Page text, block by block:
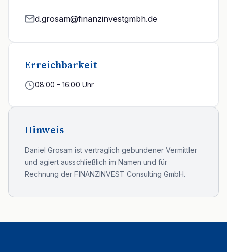
d.grosam@finanzinvestgmbh.de
Erreichbarkeit
08:00 – 16:00 Uhr
Hinweis
Daniel Grosam ist vertraglich gebundener Vermittler
und agiert ausschließlich im Namen und für
Rechnung der FINANZINVEST Consulting GmbH.